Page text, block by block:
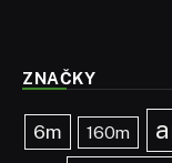
ZNAČKY
6m 160m